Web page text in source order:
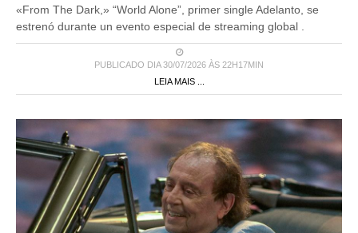
«From The Dark,» “World Alone”, primer single Adelanto, se
estrenó durante un evento especial de streaming global .
PUBLICADO DIA 30/07/2026 ÀS 22H17MIN
LEIA MAIS ...